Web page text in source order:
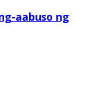
aabuso ng